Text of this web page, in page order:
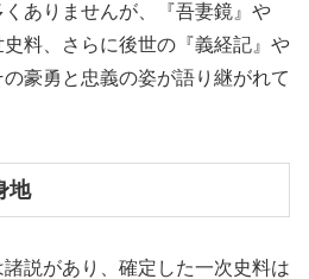
ありませんが、『吾妻鏡』や
史料、さらに後世の『義経記』や
豪勇と忠義の姿が語り継がれて
地
説があり、確定した一次史料は